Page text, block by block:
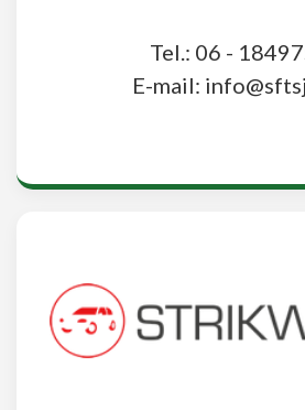
Tel.: 06 -
E-mail: